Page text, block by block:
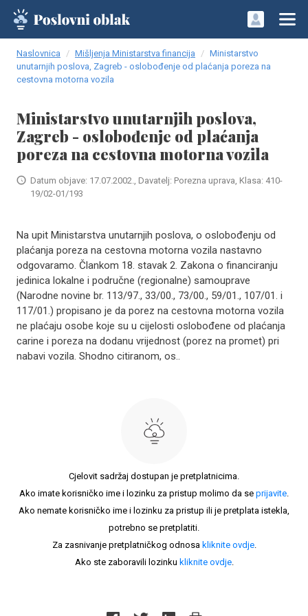
Naslovnica Mišljenja Ministarstva financija
Ministarstvo
unutarnjih poslova, Zagreb - oslobođenje od plaćanja poreza na
cestovna motorna vozila
Ministarstvo unutarnjih poslova,
Zagreb - oslobođenje od plaćanja
poreza na cestovna motorna vozila
Datum objave: 17.07.2002., Davatelj: Porezna uprava, Klasa: 410-
19/02-01/193
Na upit Ministarstva unutarnjih poslova, o oslobođenju od
plaćanja poreza na cestovna motorna vozila nastavno
odgovaramo. Člankom 18. stavak 2. Zakona o financiranju
jedinica lokalne i područne (regionalne) samouprave
(Narodne novine br. 113/97., 33/00., 73/00., 59/01., 107/01. i
117/01.) propisano je da porez na cestovna motorna vozila
ne plaćaju osobe koje su u cijelosti oslobođene od plaćanja
carine i poreza na dodanu vrijednost (porez na promet) pri
nabavi vozila. Shodno citiranom, os..
Cjelovit sadržaj dostupan je pretplatnicima.
Ako imate korisničko ime i lozinku za pristup molimo da se prijavite.
Ako nemate korisničko ime i lozinku za pristup ili je pretplata istekla,
potrebno se pretplatiti.
Za zasnivanje pretplatničkog odnosa kliknite ovdje.
Ako ste zaboravili lozinku kliknite ovdje.